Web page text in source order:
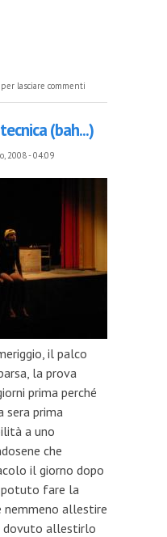
per lasciare commenti
(bah...)
2008 - 04:09
il palco
la prova
prima perché
sera prima
a uno
che
il giorno dopo
potuto fare la
nemmeno allestire
dovuto allestirlo